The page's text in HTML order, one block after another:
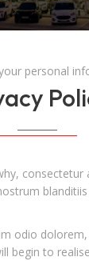
personal
consectetur
odio
begin to